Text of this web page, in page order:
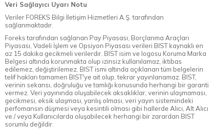
Veri Sağlayıcı Uyarı Notu
Veriler FOREKS Bilgi İletişim Hizmetleri A.Ş. tarafından
sağlanmaktadır.
Foreks tarafından sağlanan Pay Piyasası, Borçlanma Araçları
Piyasası, Vadeli İşlem ve Opsiyon Piyasası verileri BIST kaynaklı en
az 15 dakika gecikmeli verilerdir. BIST isim ve logosu Koruma Marka
Belgesi altında korunmakta olup izinsiz kullanılamaz, iktibas
edilemez, değiştirilemez. BIST ismi altında açıklanan tüm belgelerin
telif hakları tamamen BIST'ye ait olup, tekrar yayınlanamaz. BIST,
verinin sekansı, doğruluğu ve tamlığı konusunda herhangi bir garanti
vermez. Veri yayınında oluşabilecek aksaklıklar, verinin ulaşmaması,
gecikmesi, eksik ulaşması, yanlış olması, veri yayın sistemindeki
perfomansın düşmesi veya kesintili olması gibi hallerde Alıcı, Alt Alıcı
ve / veya Kullanıcılarda oluşabilecek herhangi bir zarardan BIST
sorumlu değildir.